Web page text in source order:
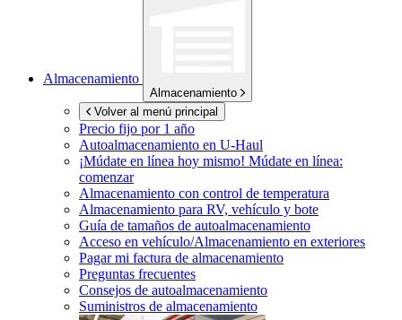
Almacenamiento
Almacenamiento
Volver al menú principal
Precio fijo por 1 año
Autoalmacenamiento en U-Haul
¡Múdate en línea hoy mismo! Múdate en línea:
comenzar
Almacenamiento con control de temperatura
Almacenamiento para RV, vehículo y bote
Guía de tamaños de autoalmacenamiento
Acceso en vehículo/Almacenamiento en exteriores
Pagar mi factura de almacenamiento
Preguntas frecuentes
Consejos de autoalmacenamiento
Suministros de almacenamiento